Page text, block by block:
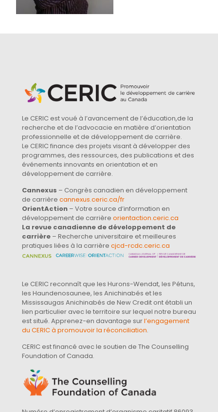
Le CERIC est voué à l’avancement de l’éducation,de la
recherche et de l’advocacie en matière d’orientation
professionnelle et de développement de carrière.
Le CERIC finance des projets visant à développer des
programmes, des ressources, des publications et des
événements innovants en orientation et en
développement de carrière.
Cannexus – Congrès canadien en développement
de carrière cannexus.ceric.ca/fr
OrientAction – Votre source d’information en
développement de carrière orientaction.ceric.ca
La revue canadienne de développement de
carrière – Recherche universitaire et meilleures
pratiques liées à la carrière cjcd-rcdc.ceric.ca
Le CERIC reconnaît que les Hurons-Wendat, les Pétuns,
les Haundenosaunee, les Anichinabés et les
Mississaugas Anichinabés de New Credit ont établi un
lien particulier avec le territoire sur lequel notre bureau
est situé. Apprenez-en davantage surl’engagement
du CERIC à promouvoir la réconciliation.
CERIC est financé avec le soutien de The Counselling
Foundation of Canada.